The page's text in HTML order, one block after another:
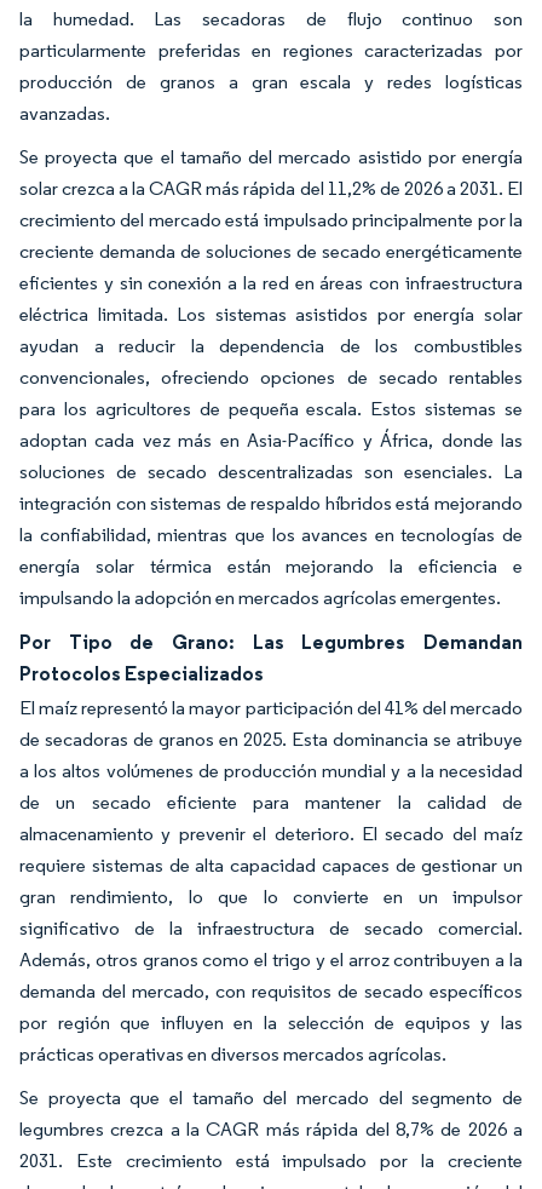
la humedad. Las secadoras de flujo continuo son
particularmente preferidas en regiones caracterizadas por
producción de granos a gran escala y redes logísticas
avanzadas.
Se proyecta que el tamaño del mercado asistido por energía
solar crezca a la CAGR más rápida del 11,2% de 2026 a 2031. El
crecimiento del mercado está impulsado principalmente por la
creciente demanda de soluciones de secado energéticamente
eficientes y sin conexión a la red en áreas con infraestructura
eléctrica limitada. Los sistemas asistidos por energía solar
ayudan a reducir la dependencia de los combustibles
convencionales, ofreciendo opciones de secado rentables
para los agricultores de pequeña escala. Estos sistemas se
adoptan cada vez más en Asia-Pacífico y África, donde las
soluciones de secado descentralizadas son esenciales. La
integración con sistemas de respaldo híbridos está mejorando
la confiabilidad, mientras que los avances en tecnologías de
energía solar térmica están mejorando la eficiencia e
impulsando la adopción en mercados agrícolas emergentes.
Por Tipo de Grano: Las Legumbres Demandan
Protocolos Especializados
El maíz representó la mayor participación del 41% del mercado
de secadoras de granos en 2025. Esta dominancia se atribuye
a los altos volúmenes de producción mundial y a la necesidad
de un secado eficiente para mantener la calidad de
almacenamiento y prevenir el deterioro. El secado del maíz
requiere sistemas de alta capacidad capaces de gestionar un
gran rendimiento, lo que lo convierte en un impulsor
significativo de la infraestructura de secado comercial.
Además, otros granos como el trigo y el arroz contribuyen a la
demanda del mercado, con requisitos de secado específicos
por región que influyen en la selección de equipos y las
prácticas operativas en diversos mercados agrícolas.
Se proyecta que el tamaño del mercado del segmento de
legumbres crezca a la CAGR más rápida del 8,7% de 2026 a
2031. Este crecimiento está impulsado por la creciente